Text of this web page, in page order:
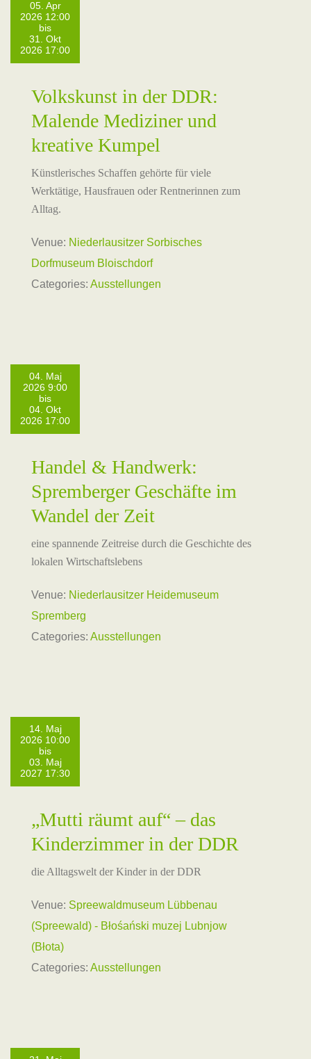
05. Apr
2026 12:00
bis
31. Okt
2026 17:00
Volkskunst in der DDR:
Malende Mediziner und
kreative Kumpel
Künstlerisches Schaffen gehörte für viele
Werktätige, Hausfrauen oder Rentnerinnen zum
Alltag.
Venue: Niederlausitzer Sorbisches
Dorfmuseum Bloischdorf
Categories: Ausstellungen
04. Maj
2026 9:00
bis
04. Okt
2026 17:00
Handel & Handwerk:
Spremberger Geschäfte im
Wandel der Zeit
eine spannende Zeitreise durch die Geschichte des
lokalen Wirtschaftslebens
Venue: Niederlausitzer Heidemuseum
Spremberg
Categories: Ausstellungen
14. Maj
2026 10:00
bis
03. Maj
2027 17:30
„Mutti räumt auf“ – das
Kinderzimmer in der DDR
die Alltagswelt der Kinder in der DDR
Venue: Spreewaldmuseum Lübbenau
(Spreewald) - Błośański muzej Lubnjow
(Błota)
Categories: Ausstellungen